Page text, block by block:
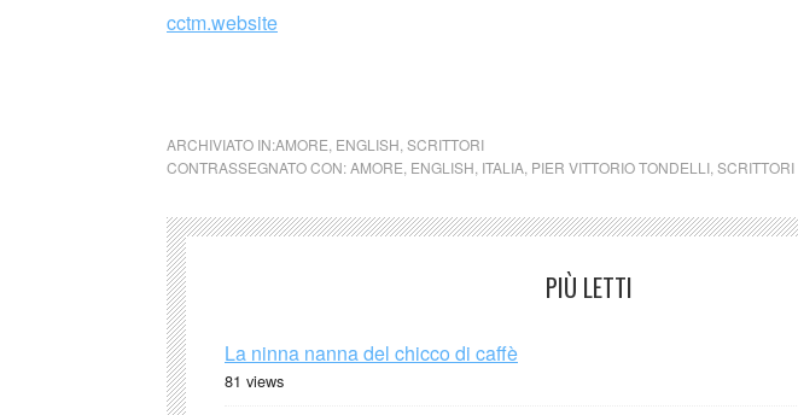
cctm.website
ARCHIVIATO IN:AMORE ENGLISH SCRITTORI
CONTRASSEGNATO CON:AMORE ENGLISH ITALIA PIER VITTORIO TONDELLI SCRITTORI
PIÙ LETTI
La ninna nanna del chicco di caffè
81 views